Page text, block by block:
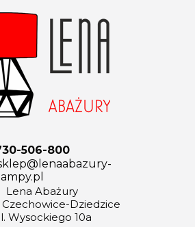
506-800
lampy.pl
Lena Abażury
Dziedzice
Wysockiego 10a